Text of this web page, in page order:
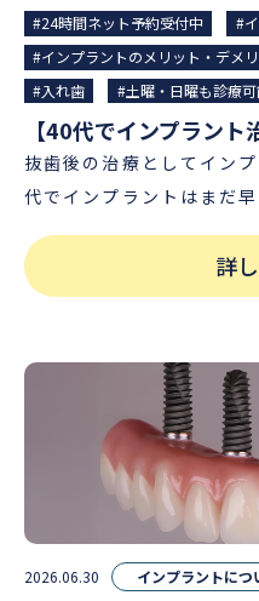
#24時間ネット予約受付中
#
#インプラントのメリット・デメ
#入れ歯
#土曜・日曜も診療可
抜歯後の治療としてイン
代でインプラントはまだ
のところどれくらい持つ
っしゃるかと思います。 そこで今回の記事では、インプ
ラントを40代で入れてい
との違いについて解説いたします。 40
ト治療を選ぶ人はいる？ 実際のところ、失った歯を補う
治療方法として40代でイ
「インプラントを含め自
けたい」と歯科医院へ相
せん。 40代でインプラント治療を受ける人の割合 厚生
詳
2026.06.30 インプラントにつ